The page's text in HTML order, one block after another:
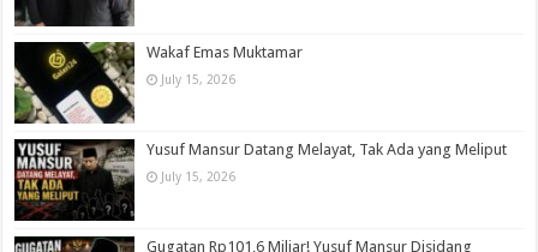
Wakaf Emas Muktamar
July 15, 2026
Yusuf Mansur Datang Melayat, Tak Ada yang Meliput
July 15, 2026
Gugatan Rp101,6 Miliar! Yusuf Mansur Disidang